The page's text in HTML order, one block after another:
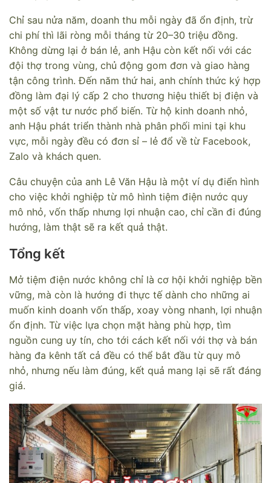
Chỉ sau nửa năm, doanh thu mỗi ngày đã ổn định, trừ
chi phí thì lãi ròng mỗi tháng từ 20–30 triệu đồng.
Không dừng lại ở bán lẻ, anh Hậu còn kết nối với các
đội thợ trong vùng, chủ động gom đơn và giao hàng
tận công trình. Đến năm thứ hai, anh chính thức ký hợp
đồng làm đại lý cấp 2 cho thương hiệu thiết bị điện và
một số vật tư nước phổ biến. Từ hộ kinh doanh nhỏ,
anh Hậu phát triển thành nhà phân phối mini tại khu
vực, mỗi ngày đều có đơn sỉ – lẻ đổ về từ Facebook,
Zalo và khách quen.
Câu chuyện của anh Lê Văn Hậu là một ví dụ điển hình
cho việc khởi nghiệp từ mô hình tiệm điện nước quy
mô nhỏ, vốn thấp nhưng lợi nhuận cao, chỉ cần đi đúng
hướng, làm thật sẽ ra kết quả thật.
Tổng kết
Mở tiệm điện nước không chỉ là cơ hội khởi nghiệp bền
vững, mà còn là hướng đi thực tế dành cho những ai
muốn kinh doanh vốn thấp, xoay vòng nhanh, lợi nhuận
ổn định. Từ việc lựa chọn mặt hàng phù hợp, tìm
nguồn cung uy tín, cho tới cách kết nối với thợ và bán
hàng đa kênh tất cả đều có thể bắt đầu từ quy mô
nhỏ, nhưng nếu làm đúng, kết quả mang lại sẽ rất đáng
giá.